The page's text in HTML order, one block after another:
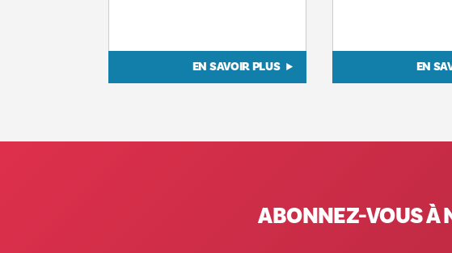
EN SAVOIR PLUS EN
ABONNEZ-VOUS À